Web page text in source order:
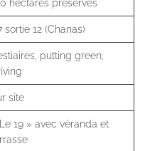
hectares préservés
sortie 12 (Chanas)
putting green,
site
19 » avec véranda et